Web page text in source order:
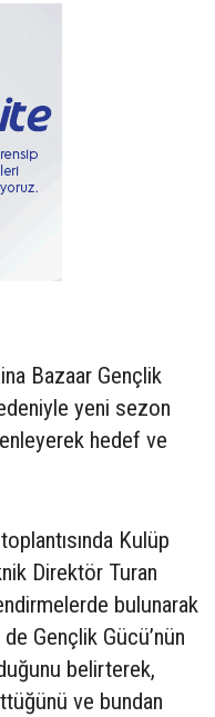
Bazaar Gençlik
yeni sezon
hedef ve
Kulüp
Direktör Turan
bulunarak
Gençlik Gücü’nün
belirterek,
ve bundan